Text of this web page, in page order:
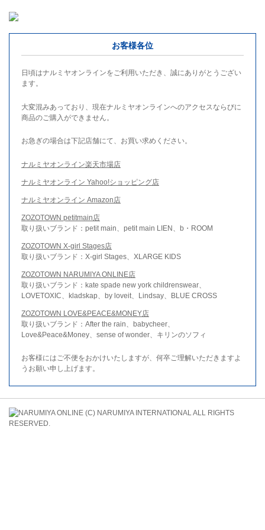
お客様各位
日頃はナルミヤオンラインをご利用いただき、誠にありがとうござい
ます。
大変混みあっており、現在ナルミヤオンラインへのアクセスならびに
商品のご購入ができません。
お急ぎの場合は下記店舗にて、お買い求めください。
ナルミヤオンライン楽天市場店
ナルミヤオンライン Yahoo!ショッピング店
ナルミヤオンライン Amazon店
ZOZOTOWN petitmain店
取り扱いブランド：petit main、petit main LIEN、b・ROOM
ZOZOTOWN X-girl Stages店
取り扱いブランド：X-girl Stages、XLARGE KIDS
ZOZOTOWN NARUMIYA ONLINE店
取り扱いブランド：kate spade new york childrenswear、
LOVETOXIC、kladskap、by loveit、Lindsay、BLUE CROSS
ZOZOTOWN LOVE&PEACE&MONEY店
取り扱いブランド：After the rain、babycheer、
Love&Peace&Money、sense of wonder、キリンのソフィ
お客様にはご不便をおかけいたしますが、何卒ご理解いただきますよ
うお願い申し上げます。